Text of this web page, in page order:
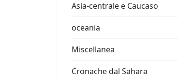
Asia-centrale e Caucaso
oceania
Miscellanea
Cronache dal Sahara